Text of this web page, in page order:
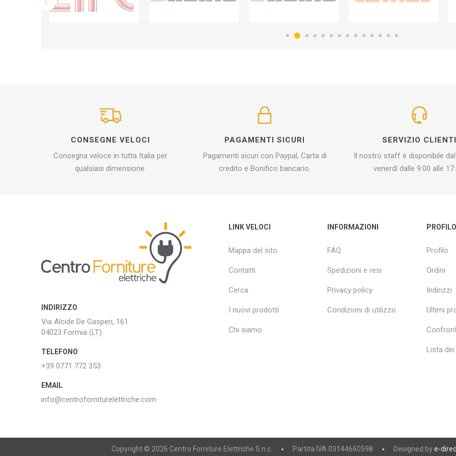
CONSEGNE VELOCI
Consegna veloce in tutta Italia per
qualsiasi dimensione.
PAGAMENTI SICURI
Pagamenti sicuri con Paypal, Carta di
credito e Bonifico bancario.
SERVIZIO CLIENTI
Il nostro staff è disponibile
venerdì dalle 9:00 alle
INDIRIZZO
Via Alcide De Gasperi, 161
04023 Formia (LT)
TELEFONO
+39 0771 772 353
EMAIL
info@centroforniturelettriche.com
LINK VELOCI
Mappa del sito
Contatti
Cerca
I nuovi prodotti
Chi siamo
INFORMAZIONI
FAQ
Spedizioni e resi
Privacy policy
Condizioni di utilizzo
PROFILO
Profilo
Ordini
Indirizzi
Ultimi
Lista
Copyright © 2026 Centro Forniture Elettriche S.n.c. Partita IVA 03144660598 Designed bye-